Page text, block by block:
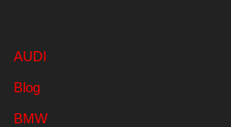
AUDI
Blog
BMW